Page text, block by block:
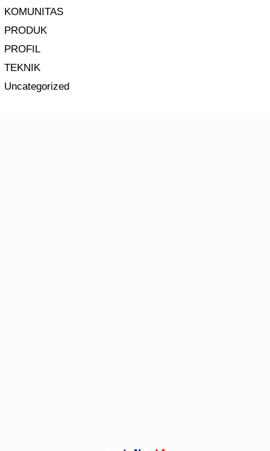
KOMUNITAS
PRODUK
PROFIL
TEKNIK
Uncategorized